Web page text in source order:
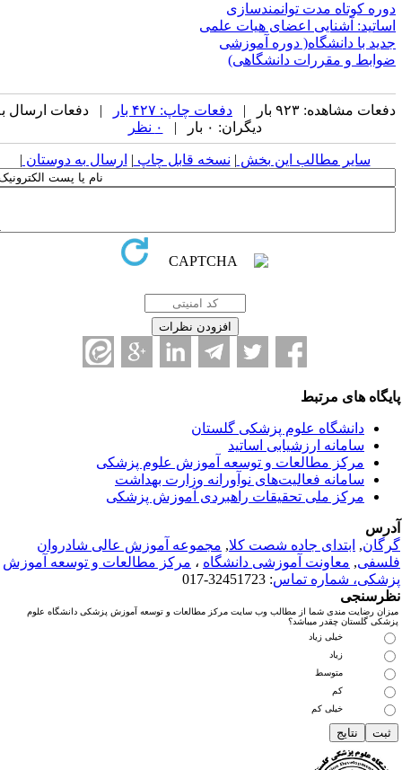
دوره کوتاه مدت توانمندسازی
اساتید: آشنایی اعضای هیات علمی
جدید با دانشگاه( دوره آموزشی
ضوابط و مقررات دانشگاهی)
دفعات مشاهده: ۹۲۳ بار | دفعات چاپ: ۴۲۷ بار
| دفعات ارسال
دیگران: ۰ بار |
۰ نظر
سایر مطالب این بخش | نسخه قابل چاپ | ارسال به دوستان
های مرتبط
دانشگاه علوم پزشکی گلستان
سامانه ارزشیابی اساتید
مرکز مطالعات و توسعه آموزش علوم پزشکی
سامانه فعالیت‌های نوآورانه وزارت بهداشت
مرکز ملی تحقیقات راهبردی آموزش پزشکی
, ابتدای جاده شصت کلا, مجموعه آموزش عالی شادروان
, معاونت آموزشی دانشگاه، مرکز مطالعات و توسعه آموزش
شماره تماس : 32451723-017
میزان رضایت مندی شما از مطالب وب سایت مرکز مطالعات و توسعه آموزش پزشکی دانشگاه علوم
پزشکی گلستان چقدر میباشد؟
خیلی زیاد
زیاد
متوسط
کم
خیلی کم